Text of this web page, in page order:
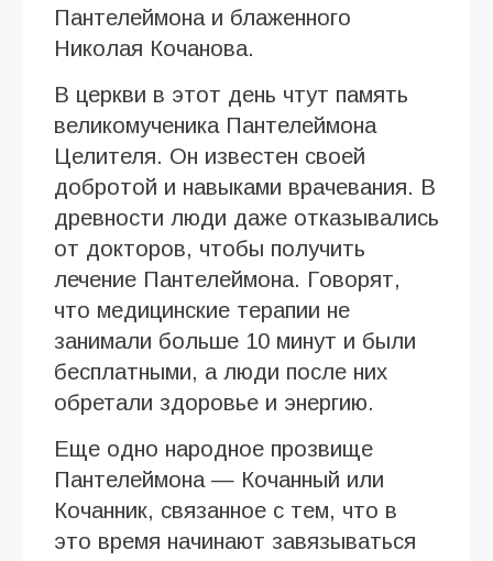
Пантелеймона и блаженного
Николая Кочанова.
В церкви в этот день чтут память
великомученика Пантелеймона
Целителя. Он известен своей
добротой и навыками врачевания. В
древности люди даже отказывались
от докторов, чтобы получить
лечение Пантелеймона. Говорят,
что медицинские терапии не
занимали больше 10 минут и были
бесплатными, а люди после них
обретали здоровье и энергию.
Еще одно народное прозвище
Пантелеймона — Кочанный или
Кочанник, связанное с тем, что в
это время начинают завязываться